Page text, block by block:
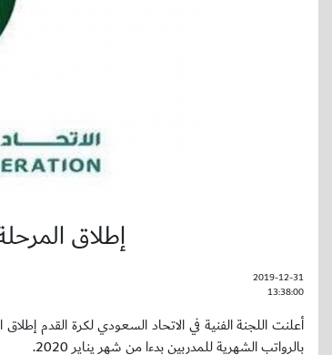
إطلاق
2019-12-31
13:38:00
أعلنت اللجنة الفنية في الاتحاد السعودي لكرة القدم
بالرواتب الشهرية للمدربين بدءا من شهر يناير 2020.